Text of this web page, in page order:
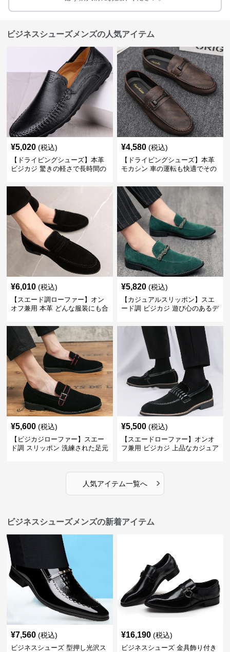
ビジネスシューズメンズの人気アイテム
¥5,020 (税込)
【ドライビングシューズ】本革
ビジカジ 驚きの軽さで長時間の
¥4,580 (税込)
【ドライビングシューズ】本革
モカシン 車の運転も快適でその
¥6,010 (税込)
【スエード調ローファー】オン
オフ兼用 本革 どんな服装にも合
供
¥5,820 (税込)
【カジュアルスリッポン】スエ
ード調 ビジカジ 遊び心のあるデ
表現
¥5,600 (税込)
【ビジカジローファー】スエー
ド調 スリッポン 洗練された足元
¥5,500 (税込)
【スエードローファー】オンオ
フ兼用 ビジカジ 上品なカジュア
人気アイテム一覧へ ›
ビジネスシューズメンズの新着アイテム
¥7,560 (税込)
ビジネスシューズ 型押し光沢ス
¥16,190 (税込)
ビジネスシューズ 金具飾り付き